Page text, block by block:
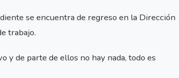
se encuentra de regreso en la Dirección
trabajo.
y de parte de ellos no hay nada, todo es